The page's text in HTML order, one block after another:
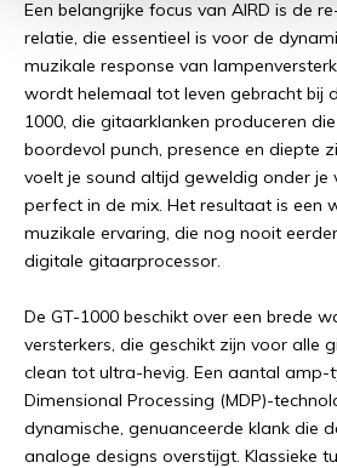
Een belangrijke focus van AIRD is de
relatie, die essentieel is voor de
muzikale response van
wordt helemaal tot leven gebracht bij
1000, die gitaarklanken produceren
boordevol punch, presence en diepte
voelt je sound altijd geweldig onder je
perfect in de mix. Het resultaat is een
muzikale ervaring, die nog nooit
digitale gitaarprocessor.
De GT-1000 beschikt over een brede
versterkers, die geschikt zijn voor alle
clean tot ultra-hevig. Een aantal amp-
Dimensional Processing (MDP)-
dynamische, genuanceerde klank die
analoge designs overstijgt. Klassieke